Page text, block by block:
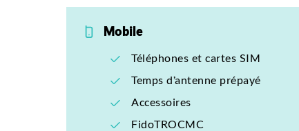
Mobile
Téléphones et cartes SIM
Temps d’antenne prépayé
Accessoires
FidoTROCMC